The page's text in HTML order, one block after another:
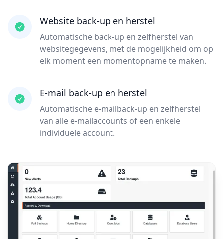
Website back-up en herstel
Automatische back-up en zelfherstel van
websitegegevens, met de mogelijkheid om op
elk moment een momentopname te maken.
E-mail back-up en herstel
Automatische e-mailback-up en zelfherstel
van alle e-mailaccounts of een enkele
individuele account.